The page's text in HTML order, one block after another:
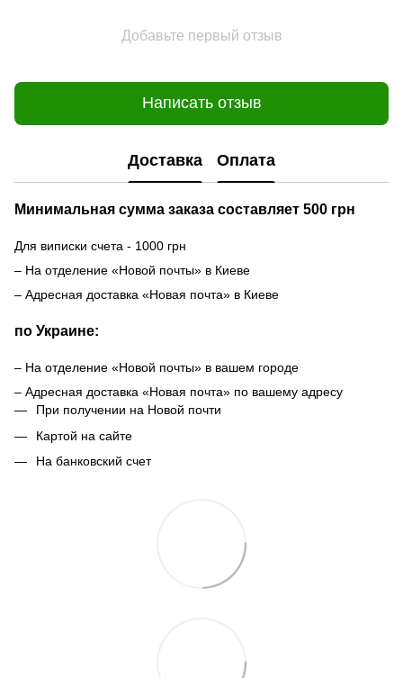
Добавьте первый отзыв
Написать отзыв
Доставка Оплата
Минимальная сумма заказа составляет 500 грн
Для виписки счета - 1000 грн
– На отделение «Новой почты» в Киеве
– Адресная доставка «Новая почта» в Киеве
по Украине:
– На отделение «Новой почты» в вашем городе
– Адресная доставка «Новая почта» по вашему адресу
При получении на Новой почти
Картой на сайте
На банковский счет